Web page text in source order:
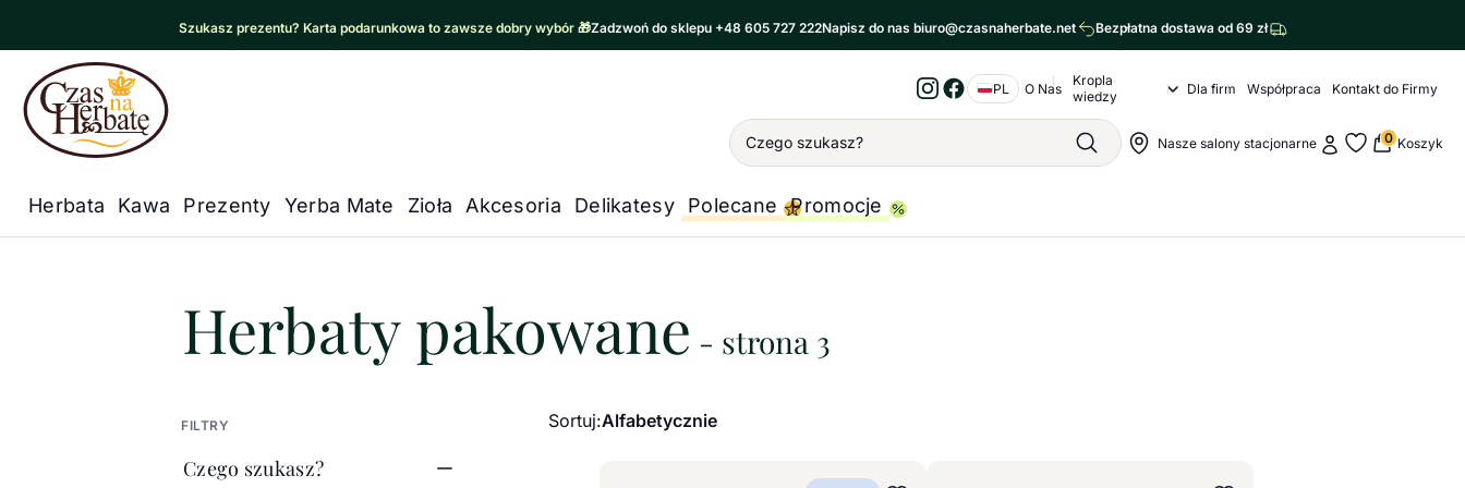
Szukasz prezentu? Karta podarunkowa to zawsze dobry wybór 🎁Zadzwoń do sklepu +48 605 727 222Napisz do nas biuro@czasnaherbate.net Bezpłatna dostawa od 69 zł
Czas na Herbatę Logo
Instagram
Facebook
PL Nawigacja o nas
O Nas
Kropla
wiedzy
Kropla wiedzy Submenu
Dla firm Współpraca Kontakt do Firmy
Wyszukiwanie
SzukajNawigacja sklepu
Nasze salony stacjonarneMoje konto
Moje ulubione -
0 Koszyk
Główna nawigacja
Herbata Kawa Prezenty Yerba Mate Zioła Akcesoria Delikatesy Polecane Promocje
Czas na herbatę Herbaty pakowane
Herbaty pakowane - strona 3
FILTRY
Czego szukasz?
Sortuj:Alfabetycznie